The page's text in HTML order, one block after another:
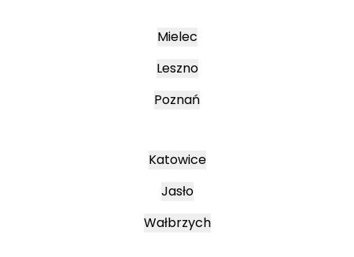
Mielec
Leszno
Poznań
Katowice
Jasło
Wałbrzych